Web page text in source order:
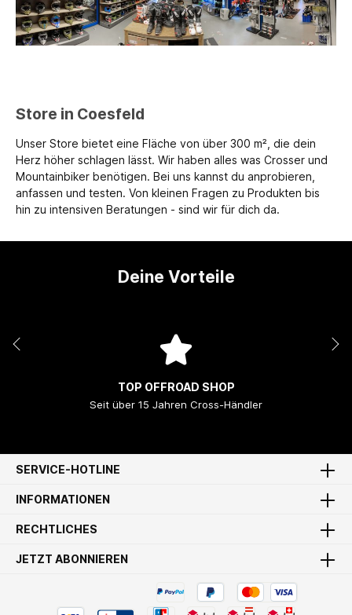
Store in Coesfeld
Unser Store bietet eine Fläche von über 300 m², die dein
Herz höher schlagen lässt. Wir haben alles was Crosser und
Mountainbiker benötigen. Bei uns kannst du anprobieren,
anfassen und testen. Von kleinen Fragen zu Produkten bis
hin zu intensiven Beratungen - sind wir für dich da.
Deine Vorteile
TOP OFFROAD SHOP
Seit über 15 Jahren Cross-Händler
SERVICE-HOTLINE
INFORMATIONEN
RECHTLICHES
JETZT ABONNIEREN